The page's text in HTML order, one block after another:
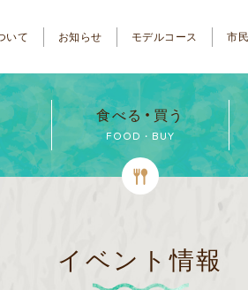
いて お知らせ モデルコース 市
食べる・買う
FOOD・BUY
イベント情報